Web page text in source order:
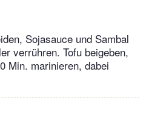
Sojasauce und Sambal
verrühren. Tofu beigeben,
Min. marinieren, dabei